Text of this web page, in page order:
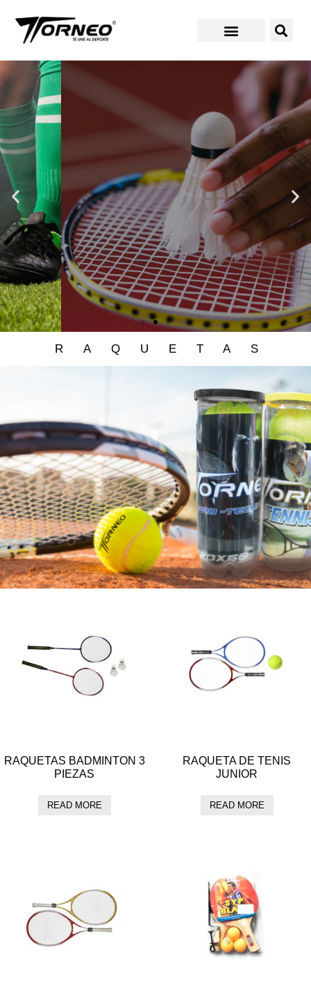
RAQUETAS
VER PRODUCTOS
RAQUETAS
RAQUETAS BADMINTON 3
PIEZAS
READ MORE
RAQUETA DE TENIS
JUNIOR
READ MORE